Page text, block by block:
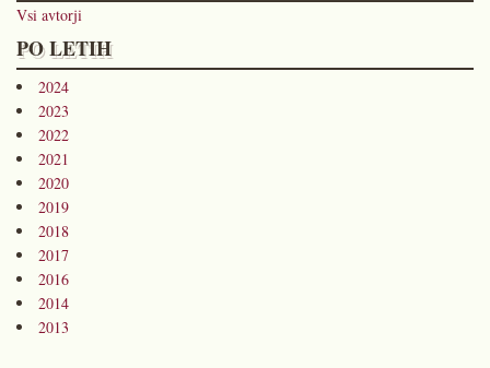
Vsi avtorji
PO LETIH
2024
2023
2022
2021
2020
2019
2018
2017
2016
2014
2013